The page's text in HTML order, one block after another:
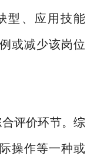
型、应用技能
或减少该岗位
评价环节。综
操作等一种或